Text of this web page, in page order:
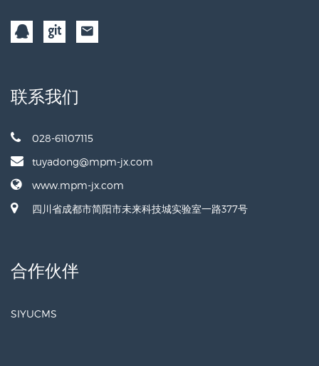
联系我们
028-61107115
tuyadong@mpm-jx.com
www.mpm-jx.com
四川省成都市简阳市未来科技城实验室一路377号
合作伙伴
SIYUCMS